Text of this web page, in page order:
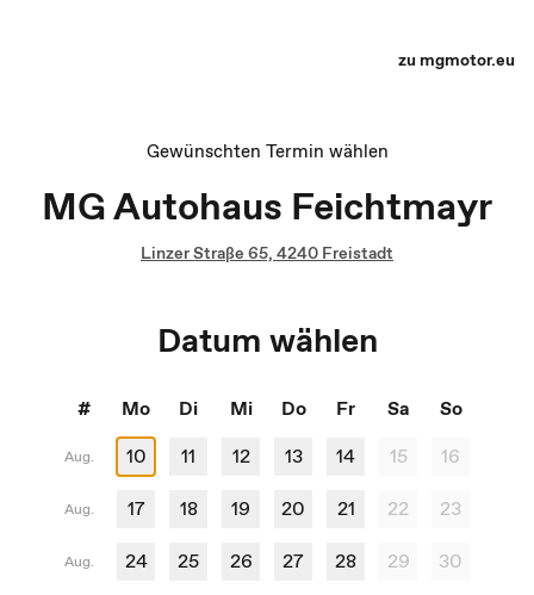
zu mgmotor.eu
Gewünschten Termin wählen
MG Autohaus Feichtmayr
Linzer Straße 65, 4240 Freistadt
Datum wählen
# Mo Di Mi Do Fr Sa So
Aug. 10 11 12 13 14 15 16
Aug. 17 18 19 20 21 22 23
Aug. 24 25 26 27 28 29 30